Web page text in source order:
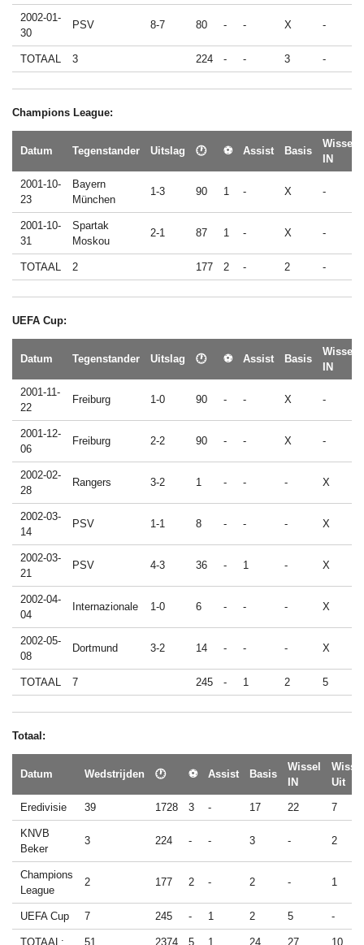
2002-01-
30
PSV 8-7 80 - - X -
TOTAAL 3 224 - - 3 -
Champions League:
Datum Tegenstander Uitslag 🕐 ⚽ Assist Basis
Wissel
IN
2001-10-
23
Bayern
München
1-3 90 1 - X -
2001-10-
31
Spartak
Moskou
2-1 87 1 - X -
TOTAAL 2 177 2 - 2 -
UEFA Cup:
Datum Tegenstander Uitslag 🕐 ⚽ Assist Basis
Wissel
IN
2001-11-
22
Freiburg 1-0 90 - - X -
2001-12-
06
Freiburg 2-2 90 - - X -
2002-02-
28
Rangers 3-2 1 - - - X
2002-03-
14
PSV 1-1 8 - - - X
2002-03-
21
PSV 4-3 36 - 1 - X
2002-04-
04
Internazionale 1-0 6 - - - X
2002-05-
08
Dortmund 3-2 14 - - - X
TOTAAL 7 245 - 1 2 5
Totaal:
Datum Wedstrijden 🕐 ⚽ Assist Basis
Wissel
IN
Wissel
Uit
Eredivisie 39 1728 3 - 17 22 7
KNVB
Beker
3 224 - - 3 - 2
Champions
League
2 177 2 - 2 - 1
UEFA Cup 7 245 - 1 2 5 -
TOTAAL: 51 2374 5 1 24 27 10